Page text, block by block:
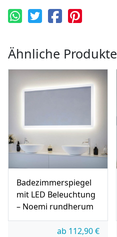
Ähnliche Produkte
Badezimmerspiegel
mit LED Beleuchtung
– Noemi rundherum
ab 112,90€